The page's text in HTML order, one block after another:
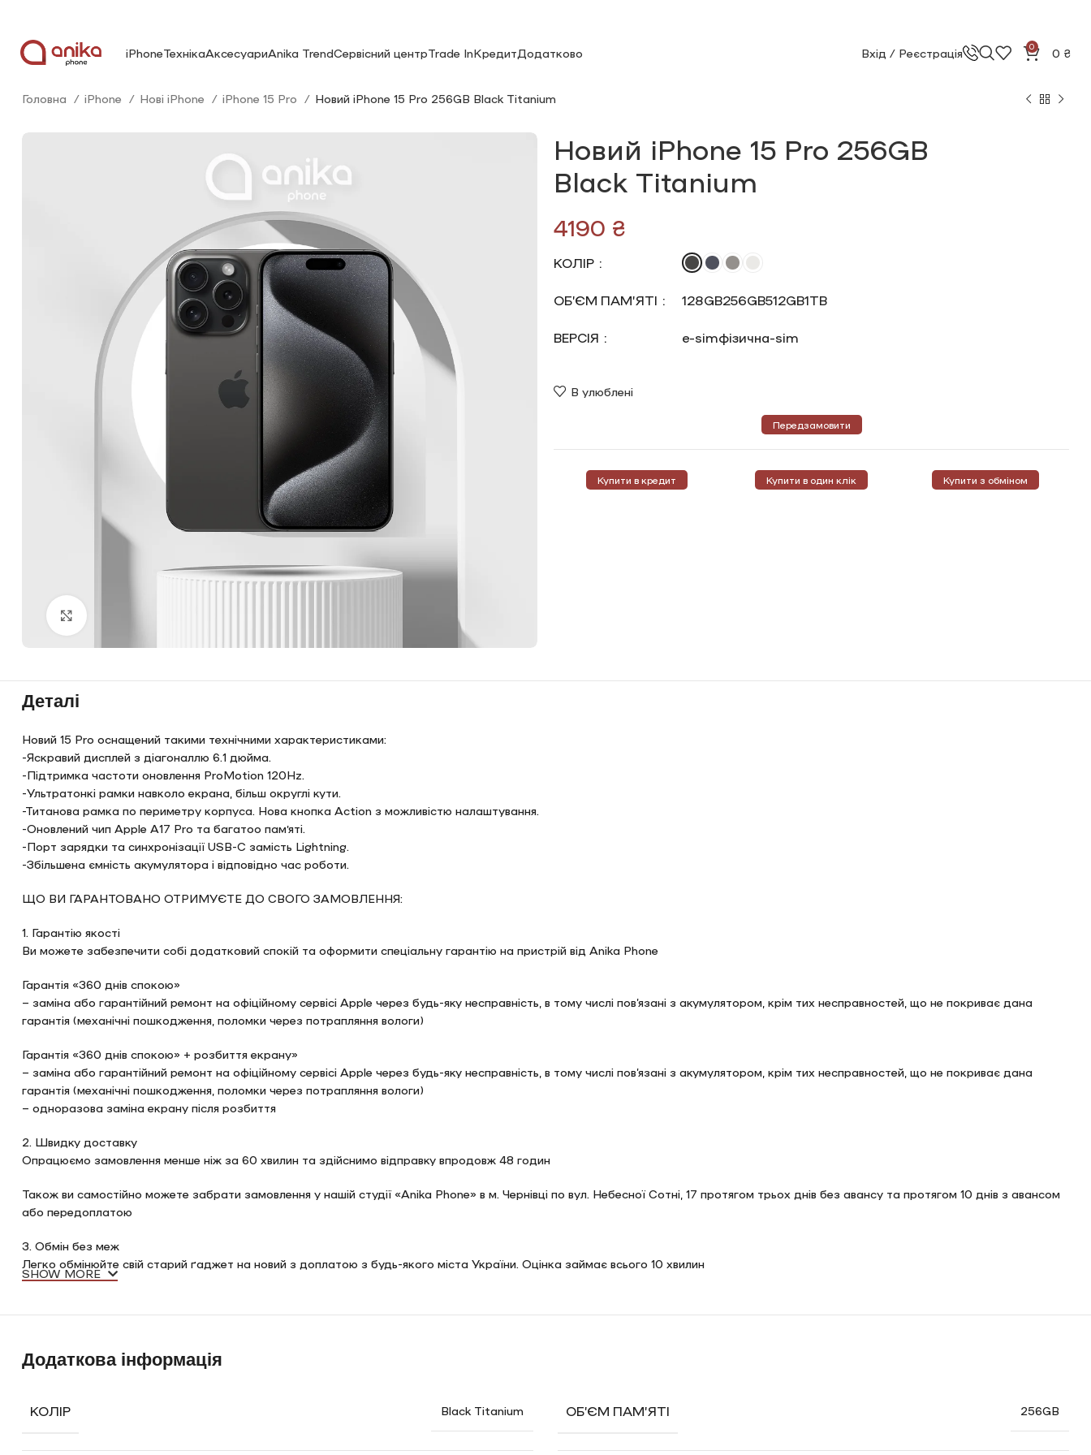
iPhoneТехнікаАксесуариAnika TrendСервісний центрTrade InКредитДодатково Вхід / Реєстрація 0 0 ₴
Головна iPhone Нові iPhone iPhone 15 Pro Новий iPhone 15 Pro 256GB Black Titanium
Новий iPhone 15 Pro 256GB
Black Titanium
₴
КОЛІР
ОБ’ЄМ ПАМ’ЯТІ 128GB256GB512GB1TB
ВЕРСІЯ e-simфізична-sim
В улюблені
Передзамовити
Купити в кредит Купити в один клік Купити з обміном
Деталі
Новий 15 Pro оснащений такими технічними характеристиками:
-Яскравий дисплей з діагоналлю 6.1 дюйма.
-Підтримка частоти оновлення ProMotion 120Hz.
-Ультратонкі рамки навколо екрана, більш округлі кути.
-Титанова рамка по периметру корпуса. Нова кнопка Action з можливістю налаштування.
-Оновлений чип Apple A17 Pro та багатоо памʼяті.
-Порт зарядки та синхронізації USB-C замість Lightning.
-Збільшена ємність акумулятора і відповідно час роботи.
ЩО ВИ ГАРАНТОВАНО ОТРИМУЄТЕ ДО СВОГО ЗАМОВЛЕННЯ:
1. Гарантію якості
Ви можете забезпечити собі додатковий спокій та оформити спеціальну гарантію на пристрій від Anika Phone
Гарантія «360 днів спокою»
– заміна або гарантійний ремонт на офіційному сервісі Apple через будь-яку несправність, в тому числі пов’язані з акумулятором, крім тих несправностей, що не покриває дана
гарантія (механічні пошкодження, поломки через потрапляння вологи)
Гарантія «360 днів спокою» + розбиття екрану»
– заміна або гарантійний ремонт на офіційному сервісі Apple через будь-яку несправність, в тому числі пов’язані з акумулятором, крім тих несправностей, що не покриває дана
гарантія (механічні пошкодження, поломки через потрапляння вологи)
– одноразова заміна екрану після розбиття
2. Швидку доставку
Опрацюємо замовлення менше ніж за 60 хвилин та здійснимо відправку впродовж 48 годин
Також ви самостійно можете забрати замовлення у нашій студії «Anika Phone» в м. Чернівці по вул. Небесної Сотні, 17 протягом трьох днів без авансу та протягом 10 днів з авансом
або передоплатою
3. Обмін без меж
Легко обмінюйте свій старий ґаджет на новий з доплатою з будь-якого міста України. Оцінка займає всього 10 хвилин
У студії «Anika Phone» всі налаштування вашого нового ґаджету здійснюються безкоштовно. Сюди відносяться:
– підключення Apple Store
– перекидування даних зі старого на новий
З кожної покупки повертаємо на карту 1% від покупки техніки і 5% від покупки аксесуарів. А також у вас буде спеціальний подарунок до вашого дня народження
SHOW MORE
Додаткова інформація
КОЛІР Black Titanium ОБ’ЄМ ПАМ’ЯТІ 256GB